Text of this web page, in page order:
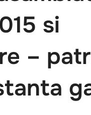
si
–